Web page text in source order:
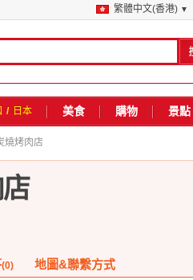
繁體中文(香港) ▼
/ 日本 美食 購物 景點
燒烤肉店
(0) 地圖&聯繫方式